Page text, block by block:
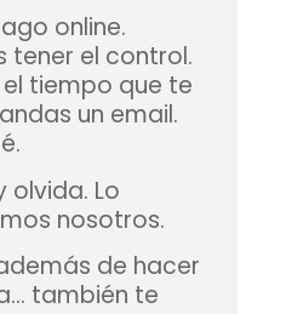
online.
tener el control.
tiempo que te
un email.
olvida. Lo
nosotros.
de hacer
también te